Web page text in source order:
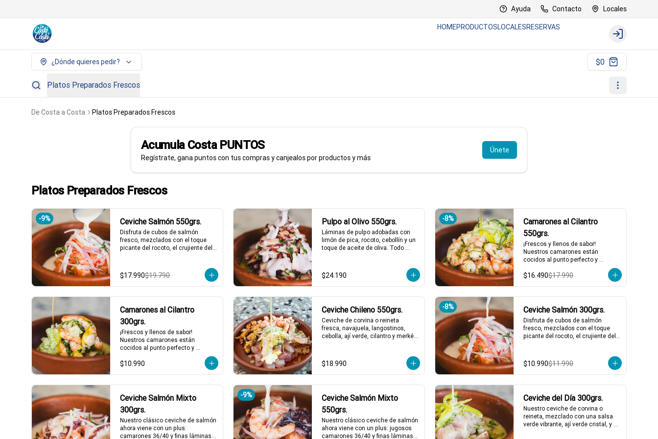
Ayuda Contacto Locales
HOMEPRODUCTOSLOCALESRESERVAS
Login
¿Dónde quieres pedir? $0
Platos Preparados Frescos
De Costa a Costa Platos Preparados Frescos
Acumula Costa PUNTOS
Regístrate, gana puntos con tus compras y canjealos por productos y más
Únete
Platos Preparados Frescos
-9% Ceviche Salmón 550grs.
Disfruta de cubos de salmón
fresco, mezclados con el toque
picante del rocoto, el crujiente del
esto, acompañado de nuestra
leche de tigre, que le da ese punch
perfecto. ¡Ideal para esos
momentos en que necesitas un
🐟
2 a 3 personas comen de este
plato y hasta 4 picotean!
*El peso neto corresponde al
producto en su presentación
acompañamientos incluidos.
$17.990$19.790
Pulpo al Olivo 550grs.
Láminas de pulpo adobadas con
limón de pica, rocoto, cebollín y un
toque de aceite de oliva. Todo
nivel. ¡Perfecto para quienes
buscan algo especial y lleno de
sabor! 🐙🍋
2 a 3 personas comen de este
*El peso neto corresponde al
producto en su presentación
completa, salsas o
acompañamientos incluidos.
$24.190
-8%
Camarones al Cilantro
550grs.
¡Frescos y llenos de sabor!
Nuestros camarones están
cocidos al punto perfecto y
bañados en un aliño de limón de
pica, cilantro fresco, y cebollín.
irresistible. ¡Perfectos para una
comida rápida y deliciosa! 🌿🍤
2 a 3 personas comen de este
plato y hasta 4 picotean!
*El peso neto corresponde al
acompañamientos incluidos.
$16.490$17.990
Camarones al Cilantro
300grs.
¡Frescos y llenos de sabor!
Nuestros camarones están
cocidos al punto perfecto y
bañados en un aliño de limón de
pica, cilantro fresco, y cebollín.
irresistible. ¡Perfectos para una
comida rápida y deliciosa! 🌿🍤
1 a 2 personas comen de este
plato!
*El peso neto corresponde al
producto en su presentación
$10.990
Ceviche Chileno 550grs.
Ceviche de corvina o reineta
fresca, navajuela, langostinos,
cebolla, ají verde, cilantro y merkén
obvio si es chileno es weno!!
$18.990
-8% Ceviche Salmón 300grs.
Disfruta de cubos de salmón
fresco, mezclados con el toque
picante del rocoto, el crujiente del
esto, acompañado de nuestra
leche de tigre, que le da ese punch
perfecto. ¡Ideal para esos
momentos en que necesitas un
🐟
1 a 2 personas comen de este
plato!
*El peso neto corresponde al
$10.990$11.990
Ceviche Salmón Mixto
300grs.
Nuestro clásico ceviche de salmón
ahora viene con un plus:
camarones 36/40 y finas láminas
-9%
Ceviche Salmón Mixto
550grs.
Nuestro clásico ceviche de salmón
ahora viene con un plus: jugosos
camarones 36/40 y finas láminas
Ceviche del Día 300grs.
Nuestro ceviche de corvina o
reineta, mezclado con una salsa
verde vibrante, ají verde cristal, y un